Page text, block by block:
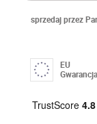
sprzedaj przez
EU
Gwarancja